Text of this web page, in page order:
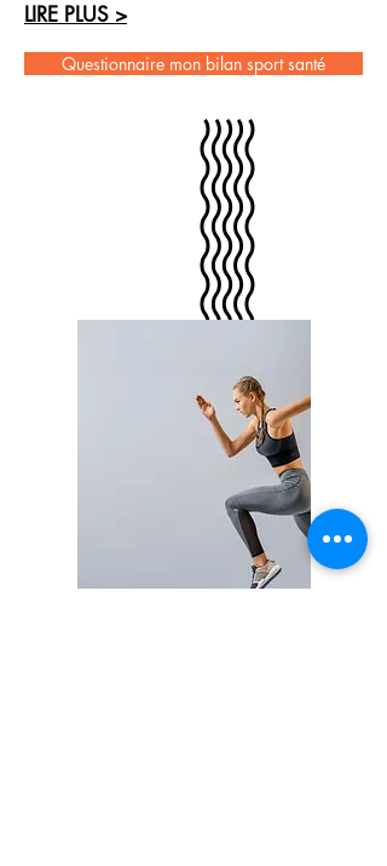
LIRE PLUS >
Questionnaire mon bilan sport santé